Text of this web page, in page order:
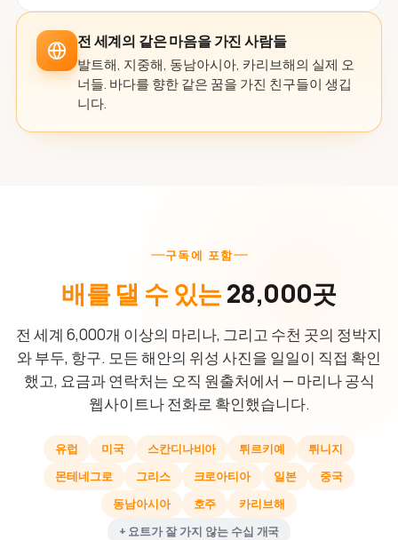
전 세계의 같은 마음을 가진 사람들
발트해, 지중해, 동남아시아, 카리브해의 실제 오
너들. 바다를 향한 같은 꿈을 가진 친구들이 생깁
니다.
구독에 포함
배를 댈 수 있는28,000곳
전 세계 6,000개 이상의 마리나, 그리고 수천 곳의 정박지
와 부두, 항구. 모든 해안의 위성 사진을 일일이 직접 확인
했고, 요금과 연락처는 오직 원출처에서 — 마리나 공식
웹사이트나 전화로 확인했습니다.
유럽 미국 스칸디나비아 튀르키예
튀니지
몬테네그로
그리스 크로아티아 일본
중국
동남아시아
호주
카리브해
+ 요트가 잘 가지 않는 수십 개국